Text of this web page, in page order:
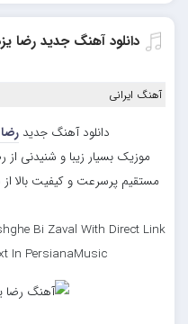
دانلود آهنگ جدید رضا
آهنگ ایرانی
دانلود آهنگ جدید
موزیک بسیار زیبا و شنیدنی از
مستقیم پرسرعت و کیفیت بالا از
Bi Zaval With Direct Link
In PersianaMusic